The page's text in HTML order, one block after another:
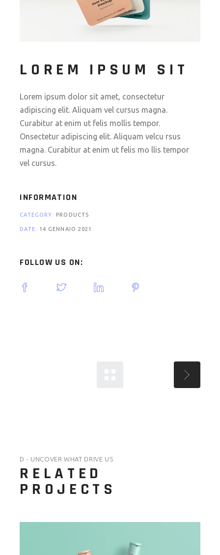
LOREM IPSUM SIT
Lorem ipsum dolor sit amet, consectetur
adipiscing elit. Aliquam vel cursus magna.
Curabitur at enim ut felis mollis tempor.
Onsectetur adipiscing elit. Aliquam velcu rsus
magna. Curabitur at enim ut felis mo llis tempor
vel cursus.
INFORMATION
CATEGORY: PRODUCTS
DATE: 14 GENNAIO 2021
FOLLOW US ON:
D - UNCOVER WHAT DRIVE US
RELATED
PROJECTS